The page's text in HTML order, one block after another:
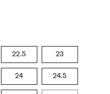
22.5 23
24 24.5